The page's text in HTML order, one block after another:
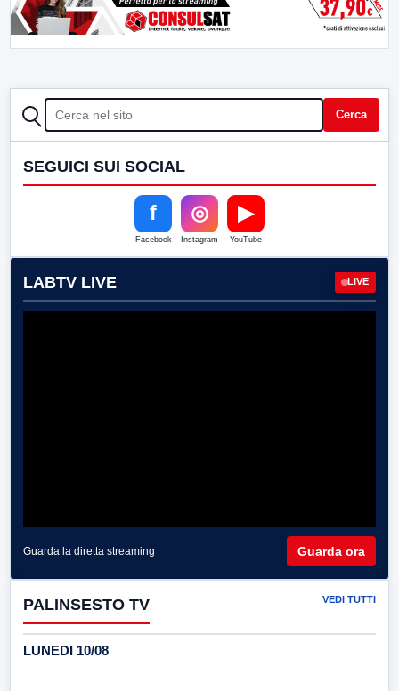
CERCA Cerca
SEGUICI SUI SOCIAL
f
Facebook
◎
Instagram
▶
YouTube
LABTV LIVE LIVE
Guarda la diretta streaming Guarda ora
PALINSESTO TV VEDI TUTTI
LUNEDI 10/08